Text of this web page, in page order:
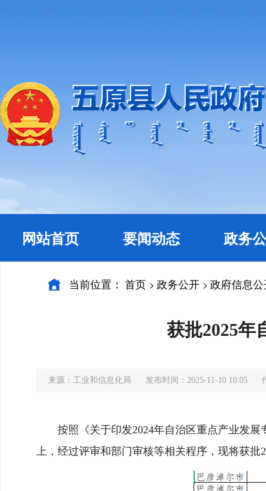
网站首页 要闻动态 政务
当前位置： 首页 > 政务公开 > 政府信息
获批2025年
来源：工业和信息化局 发布时间：2025-11-10 10:05
按照《关于印发2024年自治区重点产业发
上，经过评审和部门审核等相关程序，现将获